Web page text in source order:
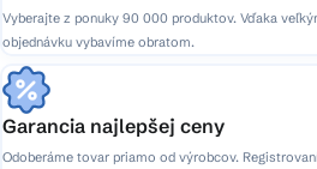
Vyberajte z ponuky 90 000 produktov. Vďaka
objednávku vybavíme obratom.
Garancia najlepšej ceny
Odoberáme tovar priamo od výrobcov.